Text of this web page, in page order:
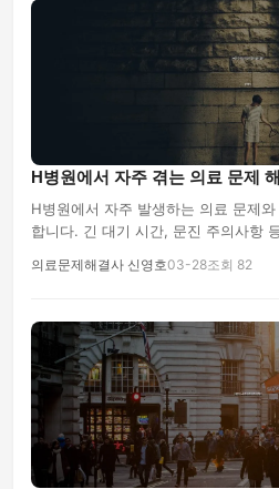
H병원에서 자주 겪는 의료 문제
H병원에서 자주 발생하는 의료 문제
합니다. 긴 대기 시간, 문진 주의사항
의료문제해결사 신영호03-28조회 82